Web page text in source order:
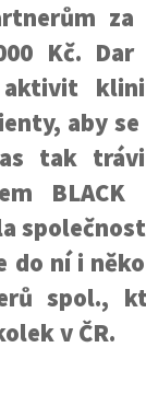
za
Kč. Dar
aby
tak
BLACK
společnost
do ní i
spol.,
v ČR.